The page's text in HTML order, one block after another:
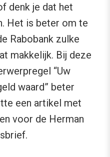
denk je dat het
Het is beter om te
Rabobank zulke
makkelijk. Bij deze
“Uw
waard” beter
een artikel met
voor de Herman